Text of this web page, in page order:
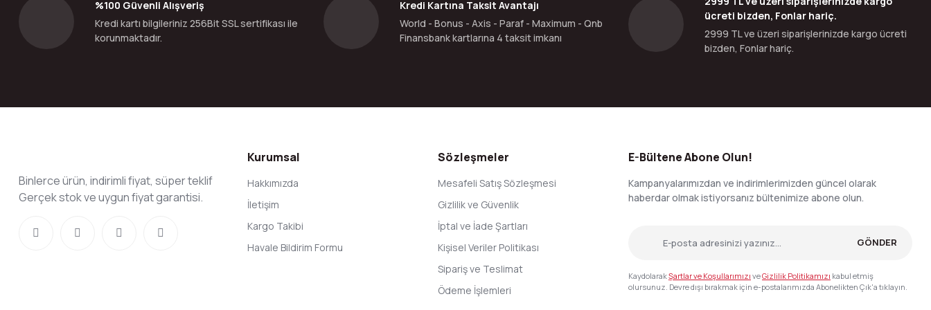
Bu ürüne benzer farklı alternatifler olmalı.
%100 Güvenli Alışveriş
Kredi kartı bilgileriniz 256Bit SSL sertifikası ile
korunmaktadır.
Kredi Kartına Taksit Avantajı
World - Bonus - Axis - Paraf - Maximum - Qnb
Finansbank kartlarına 4 taksit imkanı
ücreti bizden, Fonlar hariç.
2999 TL ve üzeri siparişlerinizde kargo ücreti
bizden, Fonlar hariç.
Binlerce ürün, indirimli fiyat, süper teklif
Gerçek stok ve uygun fiyat garantisi.
Kurumsal
Hakkımızda
İletişim
Kargo Takibi
Havale Bildirim Formu
Sözleşmeler
Mesafeli Satış Sözleşmesi
Gizlilik ve Güvenlik
İptal ve İade Şartları
Kişisel Veriler Politikası
Sipariş ve Teslimat
Ödeme İşlemleri
E-Bültene Abone Olun!
Kampanyalarımızdan ve indirimlerimizden güncel olarak
haberdar olmak istiyorsanız bültenimize abone olun.
GÖNDER
KaydolarakŞartlar ve Koşullarımızı veGizlilik Politikamızı kabul etmiş
olursunuz. Devre dışı bırakmak için e-postalarımızda Abonelikten Çık'a tıklayın.